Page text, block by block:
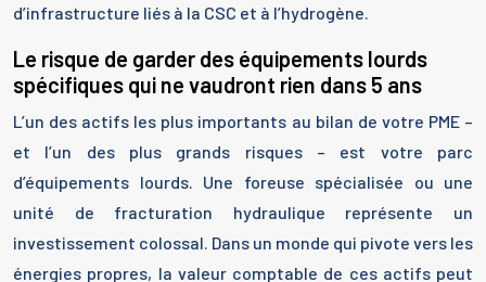
d’infrastructure liés à la CSC et à l’hydrogène.
Le risque de garder des équipements lourds
spécifiques qui ne vaudront rien dans 5 ans
L’un des actifs les plus importants au bilan de votre PME –
et l’un des plus grands risques – est votre parc
d’équipements lourds. Une foreuse spécialisée ou une
unité de fracturation hydraulique représente un
investissement colossal. Dans un monde qui pivote vers les
énergies propres, la valeur comptable de ces actifs peut